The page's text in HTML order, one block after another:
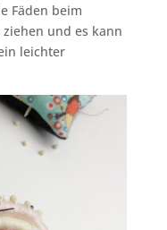
Fäden beim
und es kann
leichter